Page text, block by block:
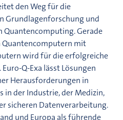
den Weg für die
Grundlagenforschung und
Gerade
Quantencomputern mit
wird für die erfolgreiche
Q-Exa lässt Lösungen
Herausforderungen in
in der Industrie, der Medizin,
sicheren Datenverarbeitung.
und Europa als führende